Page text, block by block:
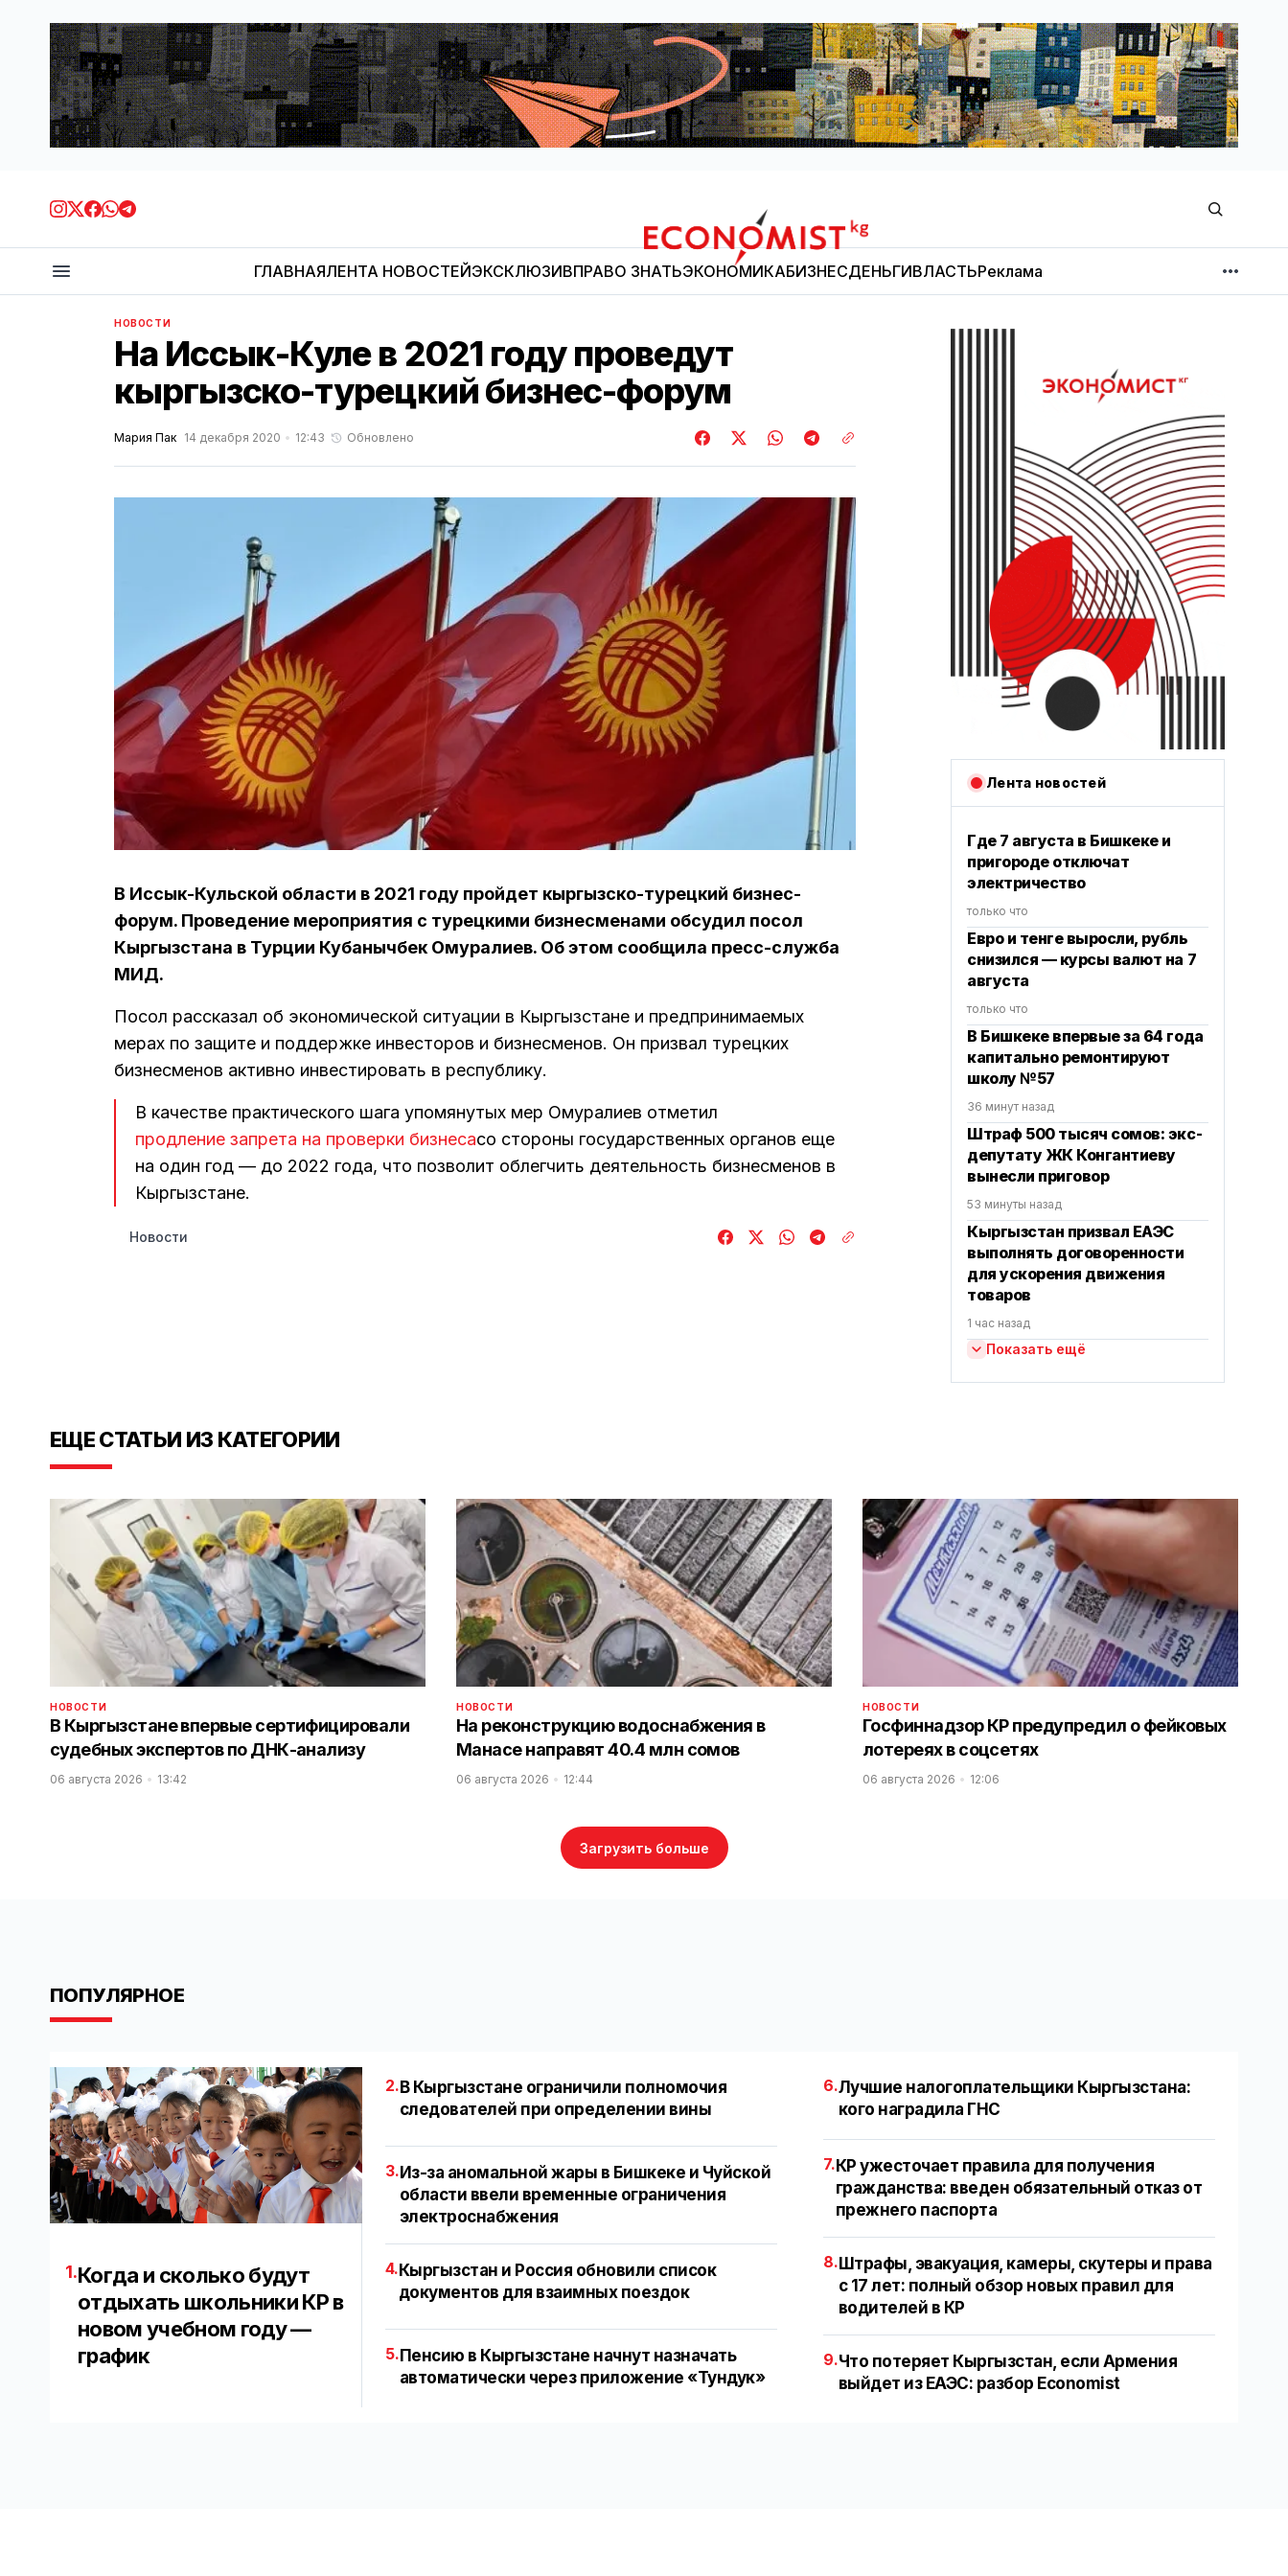
Economist.kg
ГЛАВНАЯЛЕНТА НОВОСТЕЙЭКСКЛЮЗИВПРАВО ЗНАТЬЭКОНОМИКАБИЗНЕСДЕНЬГИВЛАСТЬРеклама
МНЕНИЕ
НОВОСТИ
На Иссык-Куле в 2021 году проведут
кыргызско-турецкий бизнес-форум
Мария Пак 14 декабря 2020 12:43 Обновлено
В Иссык-Кульской области в 2021 году пройдет кыргызско-турецкий бизнес-
форум. Проведение мероприятия с турецкими бизнесменами обсудил посол
Кыргызстана в Турции Кубанычбек Омуралиев. Об этом сообщила пресс-служба
МИД.
Посол рассказал об экономической ситуации в Кыргызстане и предпринимаемых
мерах по защите и поддержке инвесторов и бизнесменов. Он призвал турецких
бизнесменов активно инвестировать в республику.
В качестве практического шага упомянутых мер Омуралиев отметил
продление запрета на проверки бизнесасо стороны государственных органов еще
на один год — до 2022 года, что позволит облегчить деятельность бизнесменов в
Кыргызстане.
Новости
Лента новостей
Где 7 августа в Бишкеке и
пригороде отключат
электричество
только что
Евро и тенге выросли, рубль
снизился — курсы валют на 7
августа
только что
В Бишкеке впервые за 64 года
капитально ремонтируют
школу №57
36 минут назад
Штраф 500 тысяч сомов: экс-
депутату ЖК Конгантиеву
вынесли приговор
53 минуты назад
Кыргызстан призвал ЕАЭС
выполнять договоренности
для ускорения движения
товаров
1 час назад
Показать ещё
ЕЩЕ СТАТЬИ ИЗ КАТЕГОРИИ
НОВОСТИ
В Кыргызстане впервые сертифицировали
судебных экспертов по ДНК-анализу
06 августа 2026 13:42
НОВОСТИ
На реконструкцию водоснабжения в
Манасе направят 40.4 млн сомов
06 августа 2026 12:44
НОВОСТИ
Госфиннадзор КР предупредил о фейковых
лотереях в соцсетях
06 августа 2026 12:06
Загрузить больше
ПОПУЛЯРНОЕ
1.Когда и сколько будут
отдыхать школьники КР в
новом учебном году —
график
2. В Кыргызстане ограничили полномочия
следователей при определении вины
3.Из-за аномальной жары в Бишкеке и Чуйской
области ввели временные ограничения
электроснабжения
4.Кыргызстан и Россия обновили список
документов для взаимных поездок
5.Пенсию в Кыргызстане начнут назначать
автоматически через приложение «Тундук»
6.Лучшие налогоплательщики Кыргызстана:
кого наградила ГНС
7. КР ужесточает правила для получения
гражданства: введен обязательный отказ от
прежнего паспорта
8. Штрафы, эвакуация, камеры, скутеры и права
с 17 лет: полный обзор новых правил для
водителей в КР
9.Что потеряет Кыргызстан, если Армения
выйдет из ЕАЭС: разбор Economist